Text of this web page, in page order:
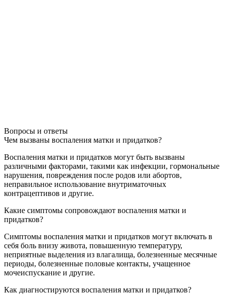
Вопросы и ответы
Чем вызваны воспаления матки и придатков?
Воспаления матки и придатков могут быть вызваны
различными факторами, такими как инфекции, гормональные
нарушения, повреждения после родов или абортов,
неправильное использование внутриматочных
контрацептивов и другие.
Какие симптомы сопровождают воспаления матки и
придатков?
Симптомы воспаления матки и придатков могут включать в
себя боль внизу живота, повышенную температуру,
неприятные выделения из влагалища, болезненные месячные
периоды, болезненные половые контакты, учащенное
мочеиспускание и другие.
Как диагностируются воспаления матки и придатков?